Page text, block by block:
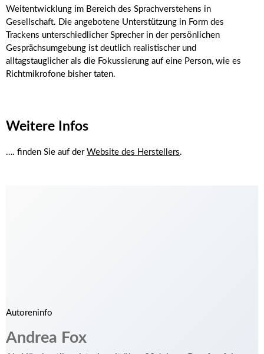
Weitentwicklung im Bereich des Sprachverstehens in
Gesellschaft. Die angebotene Unterstützung in Form des
Trackens unterschiedlicher Sprecher in der persönlichen
Gesprächsumgebung ist deutlich realistischer und
alltagstauglicher als die Fokussierung auf eine Person, wie es
Richtmikrofone bisher taten.
Weitere Infos
…. finden Sie auf der Website des Herstellers.
Autoreninfo
Andrea Fox